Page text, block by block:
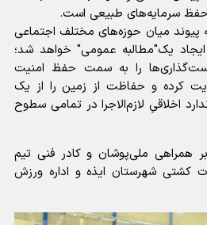
سرمایه‌های طبیعی است.
پیوند میان حوزه‌های مختلف اجتماعی
یک"مطالبه عمومی" خواهد شد؛
را به سمت حفظ امنیت
کرده و حفاظت از زمین را از یک
اخلاقیِ لازم‌الاجرا در تمامی سطوح
همراهی ملی‌پوشان و کادر فنی تیم
کشتی شهرستان ایذه و اداره ورزش